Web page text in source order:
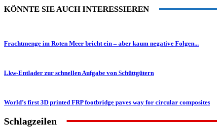
KÖNNTE SIE AUCH INTERESSIEREN
Frachtmenge im Roten Meer bricht ein – aber kaum negative Folgen...
Lkw-Entlader zur schnellen Aufgabe von Schüttgütern
World’s first 3D printed FRP footbridge paves way for circular composites
Schlagzeilen